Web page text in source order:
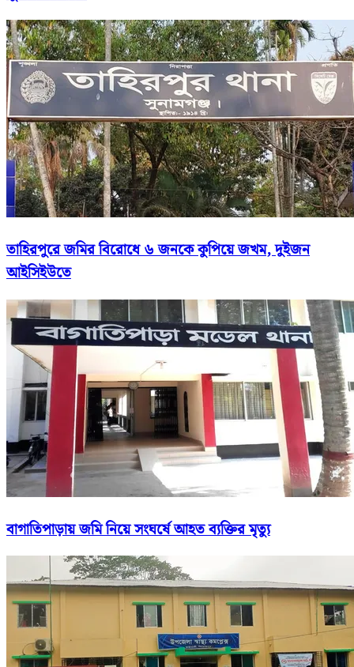
তাহিরপুরে জমির বিরোধে ৬ জনকে কুপিয়ে জখম, দুইজন
আইসিইউতে
বাগাতিপাড়ায় জমি নিয়ে সংঘর্ষে আহত ব্যক্তির মৃত্যু